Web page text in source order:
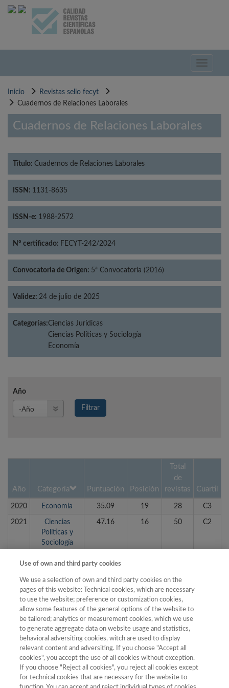
Pasar
Toggle
Inicio
Revistas sello fecyt
Cuadernos de Relaciones Laborales
Cuadernos de Relaciones Laborales
Título: Cuadernos de Relaciones Laborales
ISSN: 1131-8635
ISSN-e: 1988-2572
Nº certificado: FECYT-242/2024
Convocatoria de Origen: 5ª Convocatoria (2016)
Validez: 24 de julio de 2025
Categorías:Ciencias Jurídicas
Ciencias Políticas y Sociología
Economía
Año
Filtrar
Año Categoría Puntuación Posición
Total
de
revistas
Cuartil
2020 Economía 35.09 19 28 C3
2021
Ciencias
Políticas y
Sociología
47.16 16 50 C2
Sociología
2023
Ciencias
Políticas y
Sociología
24 68
2019
Ciencias
Políticas y
Sociología
34.54 22 35
2020
Ciencias
Políticas y
40.42 19 50
Use of own and third party cookies
We use a selection of own and third party cookies on the
pages of this website: Technical cookies, which are necessary
to use the website; preference or customization cookies,
allow some features of the general options of the website to
be tailored; analytics or measurement cookies, which we use
to generate aggregate data on website usage and statistics,
behavioral adversiting cookies, witch are used to display
relevant content and adversiting. If you choose "Accept all
cookies", you accept the use of all cookies without exception.
If you choose "Reject all cookies", you reject all cookies except
for technical cookies that are necessary for the website to